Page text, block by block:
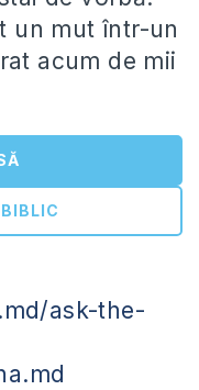
un mut într-un
acum de mii
ask-the-